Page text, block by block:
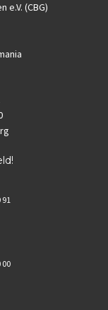
e.V. (CBG)
91
00